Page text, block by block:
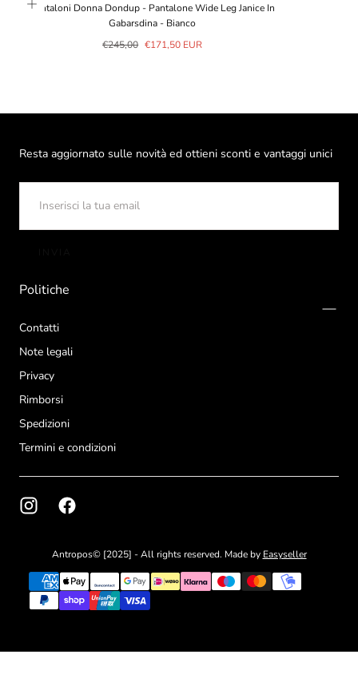
Pantaloni Donna Dondup - Pantalone Wide Leg Janice In
Gabarsdina - Bianco
Prezzo
€245,00 Prezzo
€171,50 EUR
Resta aggiornato sulle novità ed ottieni sconti e vantaggi unici
EMAIL
Politiche
Contatti
Note legali
Privacy
Rimborsi
Spedizioni
Termini e condizioni
Antropos© [2025] - All rights reserved. Made by Easyseller
{"title"=>"Metodi
pagamento"}